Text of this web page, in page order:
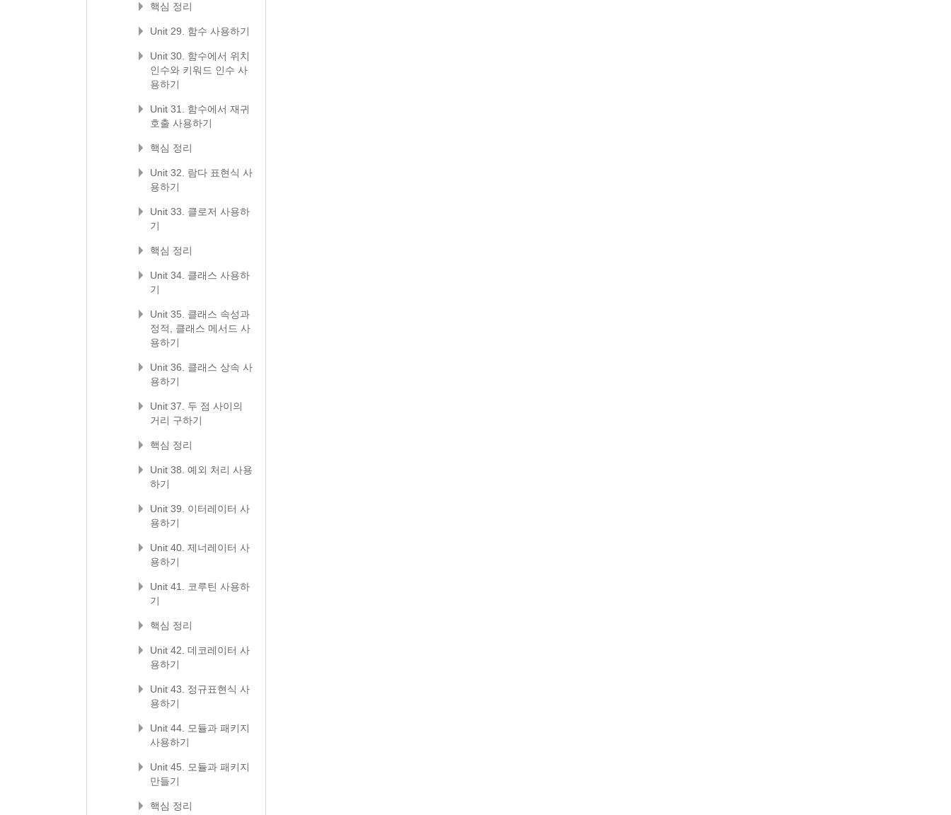
핵심 정리
Unit 29. 함수 사용하기
Unit 30. 함수에서 위치
인수와 키워드 인수 사
용하기
Unit 31. 함수에서 재귀
호출 사용하기
핵심 정리
Unit 32. 람다 표현식 사
용하기
Unit 33. 클로저 사용하
기
핵심 정리
Unit 34. 클래스 사용하
기
Unit 35. 클래스 속성과
정적, 클래스 메서드 사
용하기
Unit 36. 클래스 상속 사
용하기
Unit 37. 두 점 사이의
거리 구하기
핵심 정리
Unit 38. 예외 처리 사용
하기
Unit 39. 이터레이터 사
용하기
Unit 40. 제너레이터 사
용하기
Unit 41. 코루틴 사용하
기
핵심 정리
Unit 42. 데코레이터 사
용하기
Unit 43. 정규표현식 사
용하기
Unit 44. 모듈과 패키지
사용하기
Unit 45. 모듈과 패키지
만들기
핵심 정리